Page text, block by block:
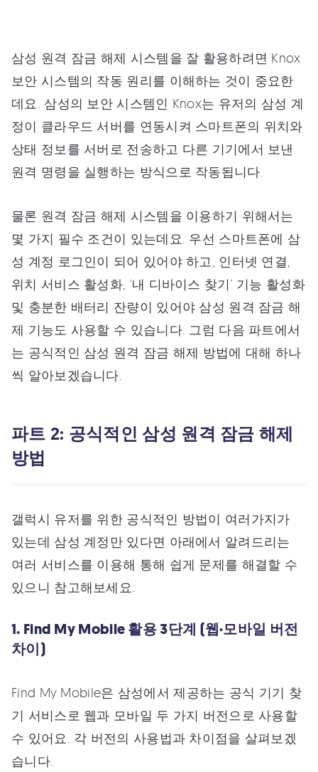
삼성 원격 잠금 해제 시스템을 잘 활용하려면 Knox
보안 시스템의 작동 원리를 이해하는 것이 중요한
데요. 삼성의 보안 시스템인 Knox는 유저의 삼성 계
정이 클라우드 서버를 연동시켜 스마트폰의 위치와
상태 정보를 서버로 전송하고 다른 기기에서 보낸
원격 명령을 실행하는 방식으로 작동됩니다.
물론 원격 잠금 해제 시스템을 이용하기 위해서는
몇 가지 필수 조건이 있는데요. 우선 스마트폰에 삼
성 계정 로그인이 되어 있어야 하고, 인터넷 연결,
위치 서비스 활성화, '내 디바이스 찾기' 기능 활성화
및 충분한 배터리 잔량이 있어야 삼성 원격 잠금 해
제 기능도 사용할 수 있습니다. 그럼 다음 파트에서
는 공식적인 삼성 원격 잠금 해제 방법에 대해 하나
씩 알아보겠습니다.
파트 2: 공식적인 삼성 원격 잠금 해제
방법
갤럭시 유저를 위한 공식적인 방법이 여러가지가
있는데 삼성 계정만 있다면 아래에서 알려드리는
여러 서비스를 이용해 통해 쉽게 문제를 해결할 수
있으니 참고해보세요.
1. Find My Mobile 활용 3단계 (웹·모바일 버전
차이)
Find My Mobile은 삼성에서 제공하는 공식 기기 찾
기 서비스로 웹과 모바일 두 가지 버전으로 사용할
수 있어요. 각 버전의 사용법과 차이점을 살펴보겠
습니다.